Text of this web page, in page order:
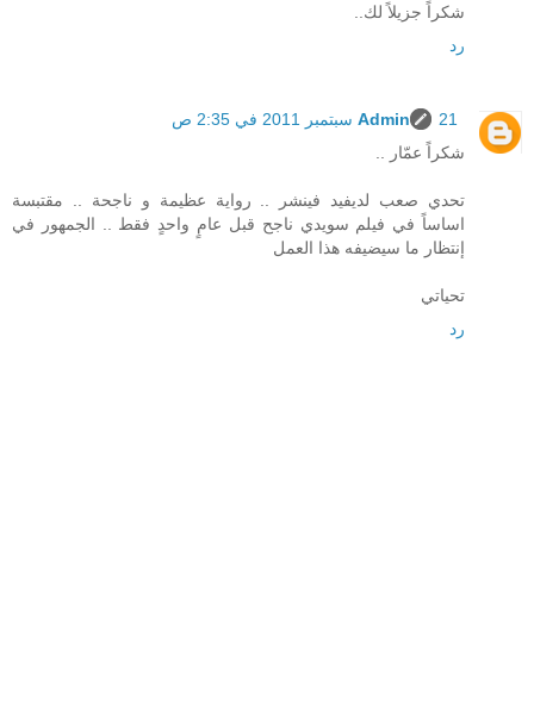
شكراً جزيلاً لك..
رد
Admin
21 سبتمبر 2011 في 2:35 ص
شكراً عمّار ..
تحدي صعب لديفيد فينشر .. رواية عظيمة و ناجحة .. مقتبسة
اساساً في فيلم سويدي ناجح قبل عامٍ واحدٍ فقط .. الجمهور في
إنتظار ما سيضيفه هذا العمل
تحياتي
رد